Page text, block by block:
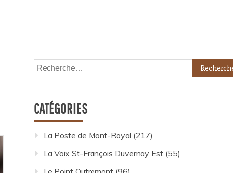
CATÉGORIES
La Poste de Mont-Royal (217)
La Voix St-François Duvernay Est(55)
Le Point Outremont(96)